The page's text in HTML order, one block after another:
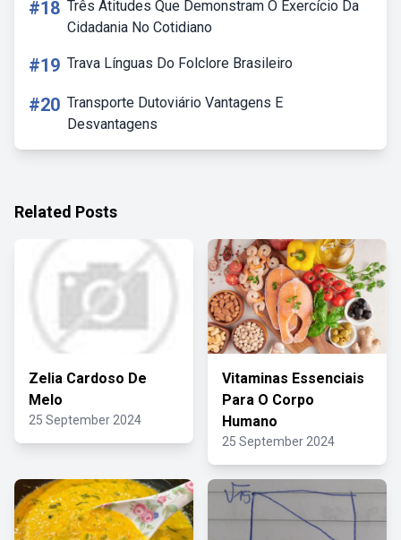
#18 Três Atitudes Que Demonstram O Exercício Da
Cidadania No Cotidiano
#19 Trava Línguas Do Folclore Brasileiro
#20 Transporte Dutoviário Vantagens E
Desvantagens
Related Posts
Zelia Cardoso De
Melo
25 September 2024
Vitaminas Essenciais
Para O Corpo
Humano
25 September 2024